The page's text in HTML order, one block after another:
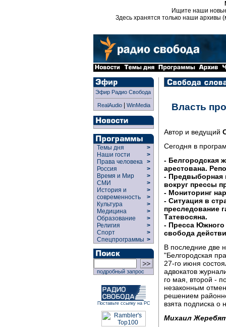
Ищите наши
Здесь хранятся только наши архивы
Эфир Радио Свобода
RealAudio| WinMedia
Темы дня
>
Наши гости
>
Права человека >
Россия
>
Время и Мир
>
СМИ
>
История и
современность
>
>
Культура
>
Медицина
>
Образование
>
Религия
>
Спорт
>
Спецпрограммы >
подробный запрос
Поставьте ссылку на РС
Власть
Автор и ведущий
Сегодня в
- Белгородская
арестована.
- Предвыборная
вокруг прессы
- Мониторинг
- Ситуация в
преследование
Татевосяна.
- Пресса Южного
свобода
В последние две
"Белгородская
27-го июня
адвокатов
го мая, второй -
незаконным
решением
взята подписка о
Михаил